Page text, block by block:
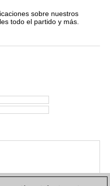
sobre nuestros
todo el partido y más.